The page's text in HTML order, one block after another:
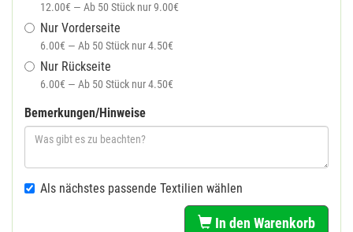
12.00€ — Ab 50 Stück nur 9.00€
Nur Vorderseite
6.00€ — Ab 50 Stück nur 4.50€
Nur Rückseite
6.00€ — Ab 50 Stück nur 4.50€
Bemerkungen/Hinweise
Als nächstes passende Textilien wählen
In den Warenkorb